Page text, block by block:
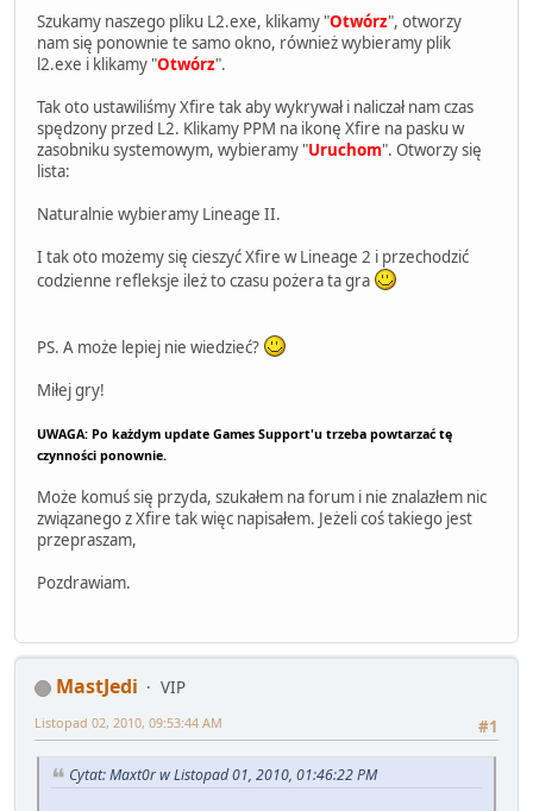
Szukamy naszego pliku L2.exe, klikamy "Otwórz", otworzy
nam się ponownie te samo okno, również wybieramy plik
l2.exe i klikamy "Otwórz".
Tak oto ustawiliśmy Xfire tak aby wykrywał i naliczał nam czas
spędzony przed L2. Klikamy PPM na ikonę Xfire na pasku w
zasobniku systemowym, wybieramy "Uruchom". Otworzy się
lista:
Naturalnie wybieramy Lineage II.
I tak oto możemy się cieszyć Xfire w Lineage 2 i przechodzić
codzienne refleksje ileż to czasu pożera ta gra
PS. A może lepiej nie wiedzieć?
Miłej gry!
UWAGA: Po każdym update Games Support'u trzeba powtarzać tę
czynności ponownie.
Może komuś się przyda, szukałem na forum i nie znalazłem nic
związanego z Xfire tak więc napisałem. Jeżeli coś takiego jest
przepraszam,
Pozdrawiam.
MastJedi
VIP
#1
Listopad 02, 2010, 09:53:44 AM
Cytat: Maxt0r w Listopad 01, 2010, 01:46:22 PM